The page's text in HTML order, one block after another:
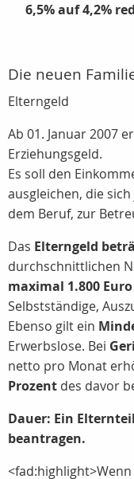
6,5% auf 4,2%
Die neuen
Elterngeld
Ab 01. Januar 2007
Erziehungsgeld.
Es soll den
ausgleichen, die
dem Beruf, zur
Das Elterngeld
durchschnittlichen
maximal 1.800
Selbstständige,
Ebenso gilt ein
Erwerbslose. Bei
netto pro Monat
Prozent des davor
Dauer: Ein
beantragen.